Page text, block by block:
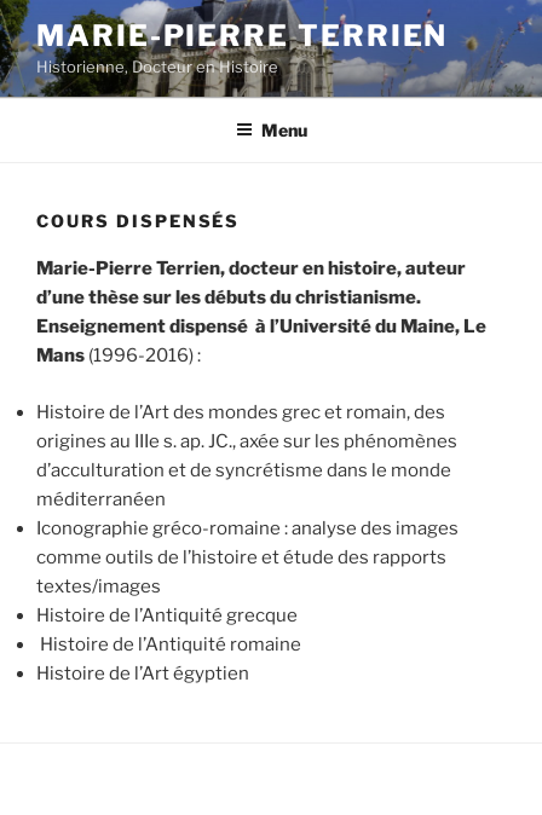
Aller
au
contenu
principal
MARIE-PIERRE TERRIEN
Historienne, Docteur en Histoire
Menu
COURS DISPENSÉS
Marie-Pierre Terrien, docteur en histoire, auteur
d’une thèse sur les débuts du christianisme.
Enseignement dispensé à l’Université du Maine, Le
Mans (1996-2016) :
Histoire de l’Art des mondes grec et romain, des
origines au IIIe s. ap. JC., axée sur les phénomènes
d’acculturation et de syncrétisme dans le monde
méditerranéen
Iconographie gréco-romaine : analyse des images
comme outils de l’histoire et étude des rapports
textes/images
Histoire de l’Antiquité grecque
Histoire de l’Antiquité romaine
Histoire de l’Art égyptien